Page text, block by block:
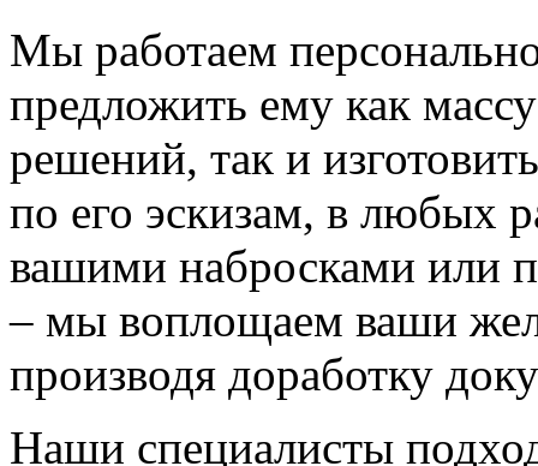
Мы работаем
предложить ему как
решений, так и
по его эскизам, в любых
вашими набросками или
– мы воплощаем ваши
производя доработку
Наши специалисты